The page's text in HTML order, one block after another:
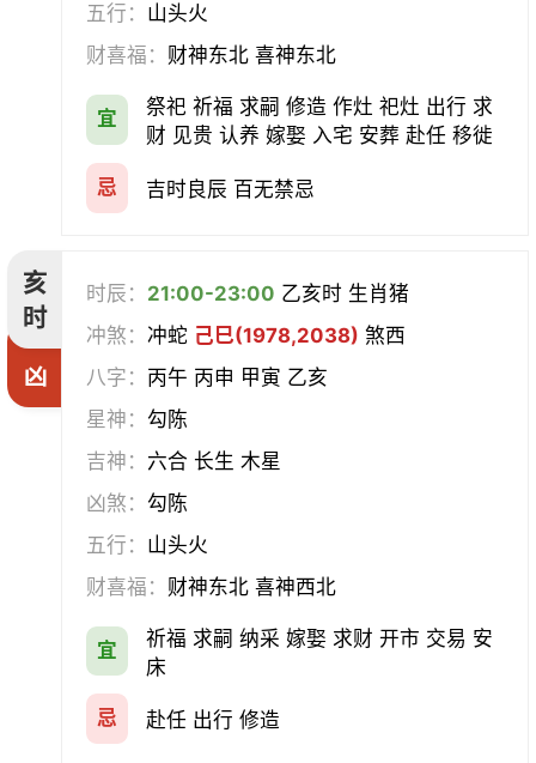
五行： 山头火
财喜福： 财神东北 喜神东北
宜
祭祀 祈福 求嗣 修造 作灶 祀灶 出行 求
财 见贵 认养 嫁娶 入宅 安葬 赴任 移徙
忌 吉时良辰 百无禁忌
亥
时
凶
时辰： 21:00-23:00 乙亥时 生肖猪
冲煞：冲蛇 己巳(1978,2038) 煞西
八字： 丙午 丙申 甲寅 乙亥
星神： 勾陈
吉神： 六合 长生 木星
凶煞： 勾陈
五行： 山头火
财喜福： 财神东北 喜神西北
宜
祈福 求嗣 纳采 嫁娶 求财 开市 交易 安
床
忌 赴任 出行 修造